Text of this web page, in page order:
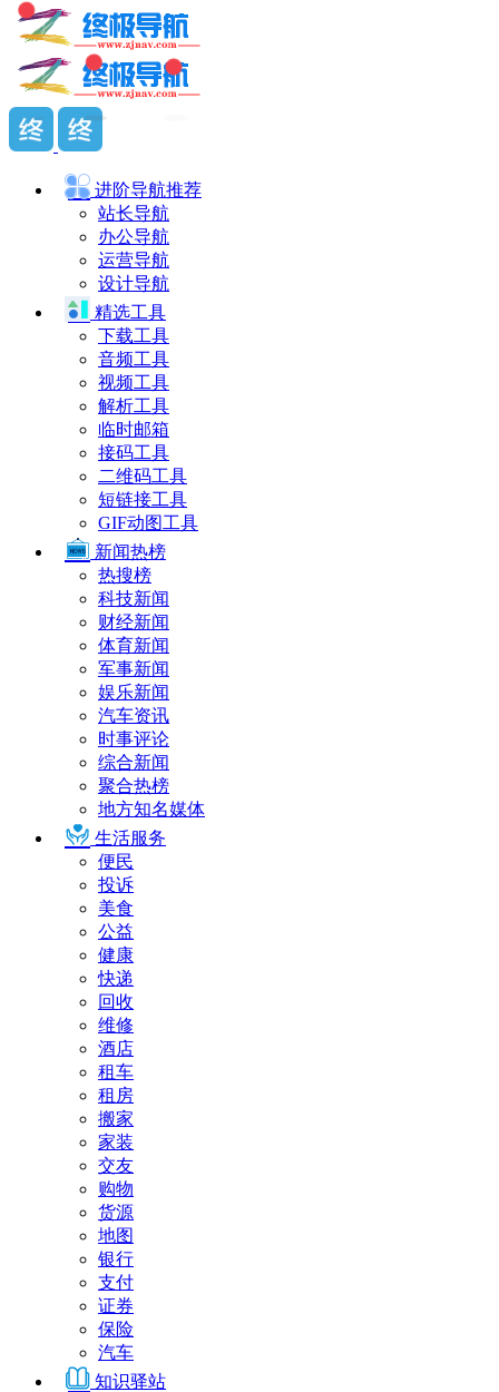
进阶导航推荐
站长导航
办公导航
运营导航
设计导航
精选工具
下载工具
音频工具
视频工具
解析工具
临时邮箱
接码工具
二维码工具
短链接工具
GIF动图工具
新闻热榜
热搜榜
科技新闻
财经新闻
体育新闻
军事新闻
娱乐新闻
汽车资讯
时事评论
综合新闻
聚合热榜
地方知名媒体
生活服务
便民
投诉
美食
公益
健康
快递
回收
维修
酒店
租车
租房
搬家
家装
交友
购物
货源
地图
银行
支付
证券
保险
汽车
知识驿站